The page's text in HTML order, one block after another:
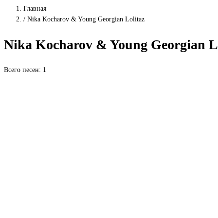
Главная
/ Nika Kocharov & Young Georgian Lolitaz
Nika Kocharov & Young Georgian
Всего песен: 1